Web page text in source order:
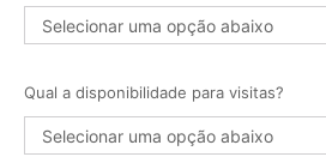
Qual a disponibilidade para visitas?